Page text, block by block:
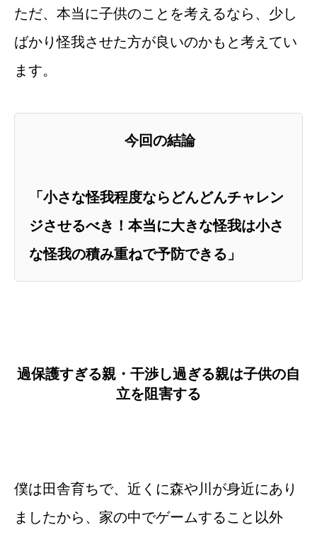
ただ、本当に子供のことを考えるなら、少し
ばかり怪我させた方が良いのかもと考えてい
ます。
今回の結論
「小さな怪我程度ならどんどんチャレン
ジさせるべき！本当に大きな怪我は小さ
な怪我の積み重ねで予防できる」
過保護すぎる親・干渉し過ぎる親は子供の自
立を阻害する
僕は田舎育ちで、近くに森や川が身近にあり
ましたから、家の中でゲームすること以外